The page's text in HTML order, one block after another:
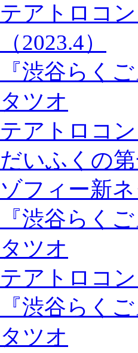
テアトロコ
（2023.4）
『渋谷らく
タツオ
テアトロコ
だいふくの
ゾフィー新
『渋谷らく
タツオ
テアトロコ
『渋谷らく
タツオ